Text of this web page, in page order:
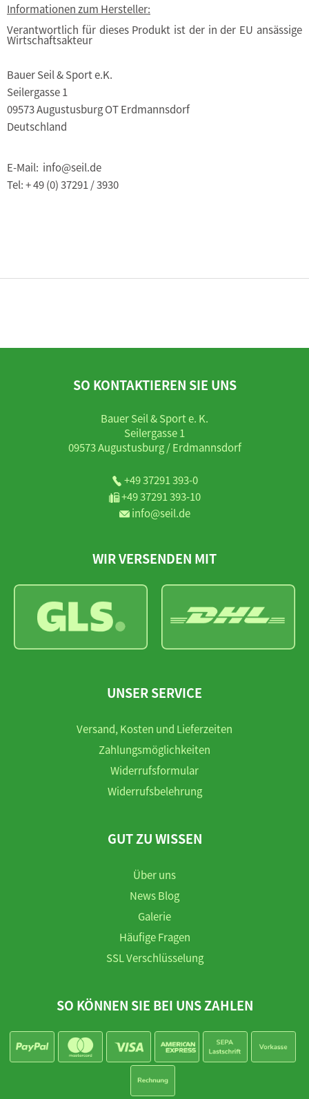
Informationen zum Hersteller:
Verantwortlich für dieses Produkt ist der in der EU ansässige
Wirtschaftsakteur
Bauer Seil & Sport e.K.
Seilergasse 1
09573 Augustusburg OT Erdmannsdorf
Deutschland
E-Mail: info@seil.de
Tel: + 49 (0) 37291 / 3930
SO KONTAKTIEREN SIE UNS
Bauer Seil & Sport e. K.
Seilergasse 1
09573 Augustusburg / Erdmannsdorf
+49 37291 393-0
+49 37291 393-10
info@seil.de
WIR VERSENDEN MIT
UNSER SERVICE
Versand, Kosten und Lieferzeiten
Zahlungsmöglichkeiten
Widerrufsformular
Widerrufsbelehrung
GUT ZU WISSEN
Über uns
News Blog
Galerie
Häufige Fragen
SSL Verschlüsselung
SO KÖNNEN SIE BEI UNS ZAHLEN